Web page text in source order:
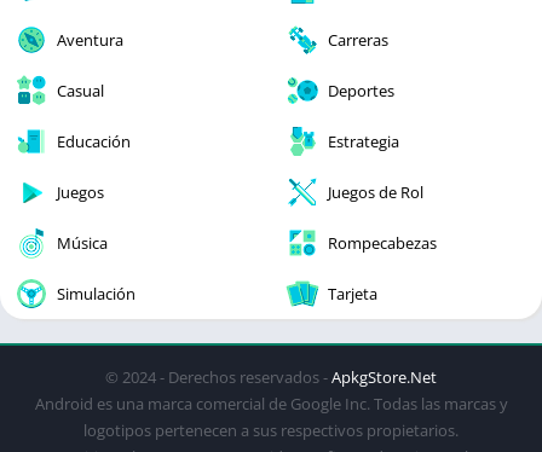
Aventura Carreras
Casual Deportes
Educación Estrategia
Juegos Juegos de Rol
Música Rompecabezas
Simulación Tarjeta
© 2024 - Derechos reservados -ApkgStore.Net
Android es una marca comercial de Google Inc. Todas las marcas y
logotipos pertenecen a sus respectivos propietarios.